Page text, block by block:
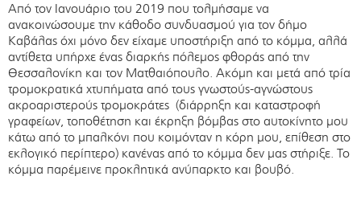
Από τον Ιανουάριο του 2019 που τολμήσαμε να
ανακοινώσουμε την κάθοδο συνδυασμού για τον δήμο
Καβάλας όχι μόνο δεν είχαμε υποστήριξη από το κόμμα, αλλά
αντίθετα υπήρχε ένας διαρκής πόλεμος φθοράς από την
Θεσσαλονίκη και τον Ματθαιόπουλο. Ακόμη και μετά από τρία
τρομοκρατικά χτυπήματα από τους γνωστούς-αγνώστους
ακροαριστερούς τρομοκράτες (διάρρηξη και καταστροφή
γραφείων, τοποθέτηση και έκρηξη βόμβας στο αυτοκίνητο μου
κάτω από το μπαλκόνι που κοιμόνταν η κόρη μου, επίθεση στο
εκλογικό περίπτερο) κανένας από το κόμμα δεν μας στήριξε. Το
κόμμα παρέμεινε προκλητικά ανύπαρκτο και βουβό.